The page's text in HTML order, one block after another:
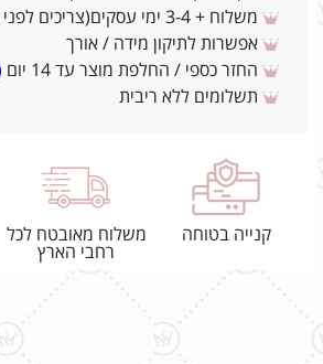
משלוח + 3-4 ימי עסקים(צריכים לפני ? צרו איתנו קשר)
אפשרות לתיקון מידה / אורך
החזר כספי / החלפת מוצר עד 14 יום
תשלומים ללא ריבית
קנייה בטוחה
משלוח מאובטח לכל
רחבי הארץ